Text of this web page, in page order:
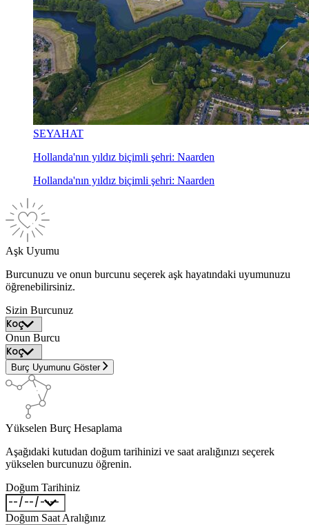
SEYAHAT
Hollanda'nın yıldız biçimli şehri: Naarden
Hollanda'nın yıldız biçimli şehri: Naarden
Aşk Uyumu
Burcunuzu ve onun burcunu seçerek aşk hayatındaki uyumunuzu
öğrenebilirsiniz.
Sizin Burcunuz
Onun Burcu
Burç Uyumunu Göster
Yükselen Burç Hesaplama
Aşağıdaki kutudan doğum tarihinizi ve saat aralığınızı seçerek
yükselen burcunuzu öğrenin.
Doğum Tarihiniz
Doğum Saat Aralığınız